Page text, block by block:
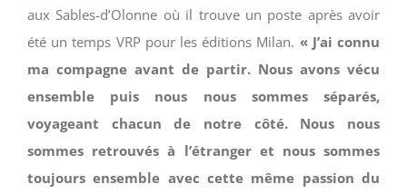
aux Sables-d’Olonne où il trouve un poste après avoir
été un temps VRP pour les éditions Milan. « J’ai connu
ma compagne avant de partir. Nous avons vécu
ensemble puis nous nous sommes séparés,
voyageant chacun de notre côté. Nous nous
sommes retrouvés à l’étranger et nous sommes
toujours ensemble avec cette même passion du